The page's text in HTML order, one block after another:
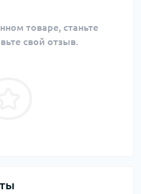
товаре, станьте
свой отзыв.